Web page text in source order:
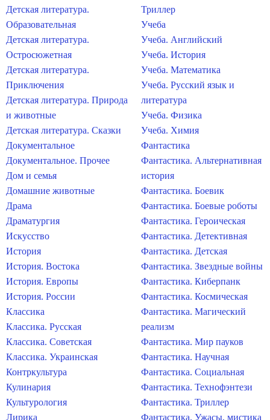
Детская литература.
Образовательная
Детская литература.
Остросюжетная
Детская литература.
Приключения
Детская литература. Природа
и животные
Детская литература. Сказки
Документальное
Документальное. Прочее
Дом и семья
Домашние животные
Драма
Драматургия
Искусство
История
История. Востока
История. Европы
История. России
Классика
Классика. Русская
Классика. Советская
Классика. Украинская
Контркультура
Кулинария
Культурология
Лирика
Триллер
Учеба
Учеба. Английский
Учеба. История
Учеба. Математика
Учеба. Русский язык и
литература
Учеба. Физика
Учеба. Химия
Фантастика
Фантастика. Альтернативная
история
Фантастика. Боевик
Фантастика. Боевые роботы
Фантастика. Героическая
Фантастика. Детективная
Фантастика. Детская
Фантастика. Звездные войны
Фантастика. Киберпанк
Фантастика. Космическая
Фантастика. Магический
реализм
Фантастика. Мир пауков
Фантастика. Научная
Фантастика. Социальная
Фантастика. Технофэнтези
Фантастика. Триллер
Фантастика. Ужасы, мистика